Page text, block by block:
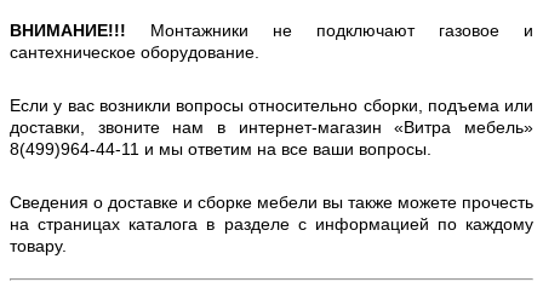
ВНИМАНИЕ!!! Монтажники не подключают газовое и
сантехническое оборудование.
Если у вас возникли вопросы относительно сборки, подъема или
доставки, звоните нам в интернет-магазин «Витра мебель»
8(499)964-44-11 и мы ответим на все ваши вопросы.
Сведения о доставке и сборке мебели вы также можете прочесть
на страницах каталога в разделе с информацией по каждому
товару.